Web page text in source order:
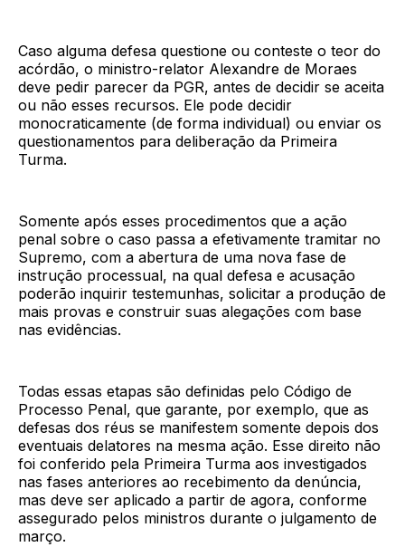
Caso alguma defesa questione ou conteste o teor do
acórdão, o ministro-relator Alexandre de Moraes
deve pedir parecer da PGR, antes de decidir se aceita
ou não esses recursos. Ele pode decidir
monocraticamente (de forma individual) ou enviar os
questionamentos para deliberação da Primeira
Turma.
Somente após esses procedimentos que a ação
penal sobre o caso passa a efetivamente tramitar no
Supremo, com a abertura de uma nova fase de
instrução processual, na qual defesa e acusação
poderão inquirir testemunhas, solicitar a produção de
mais provas e construir suas alegações com base
nas evidências.
Todas essas etapas são definidas pelo Código de
Processo Penal, que garante, por exemplo, que as
defesas dos réus se manifestem somente depois dos
eventuais delatores na mesma ação. Esse direito não
foi conferido pela Primeira Turma aos investigados
nas fases anteriores ao recebimento da denúncia,
mas deve ser aplicado a partir de agora, conforme
assegurado pelos ministros durante o julgamento de
março.